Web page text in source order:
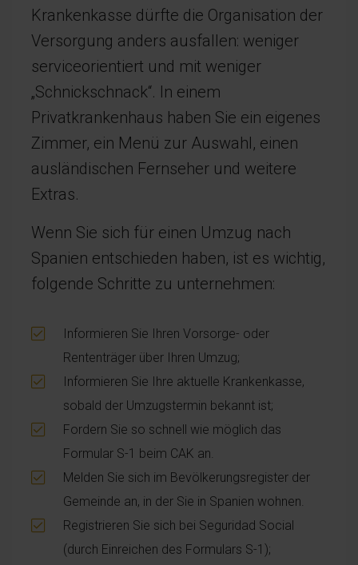
Krankenkasse dürfte die Organisation der
Versorgung anders ausfallen: weniger
serviceorientiert und mit weniger
„Schnickschnack“. In einem
Privatkrankenhaus haben Sie ein eigenes
Zimmer, ein Menü zur Auswahl, einen
ausländischen Fernseher und weitere
Extras.
Wenn Sie sich für einen Umzug nach
Spanien entschieden haben, ist es wichtig,
folgende Schritte zu unternehmen:
Informieren Sie Ihren Vorsorge- oder
Rententräger über Ihren Umzug;
Informieren Sie Ihre aktuelle Krankenkasse,
sobald der Umzugstermin bekannt ist;
Fordern Sie so schnell wie möglich das
Formular S-1 beim CAK an.
Melden Sie sich im Bevölkerungsregister der
Gemeinde an, in der Sie in Spanien wohnen.
Registrieren Sie sich bei Seguridad Social
(durch Einreichen des Formulars S-1);